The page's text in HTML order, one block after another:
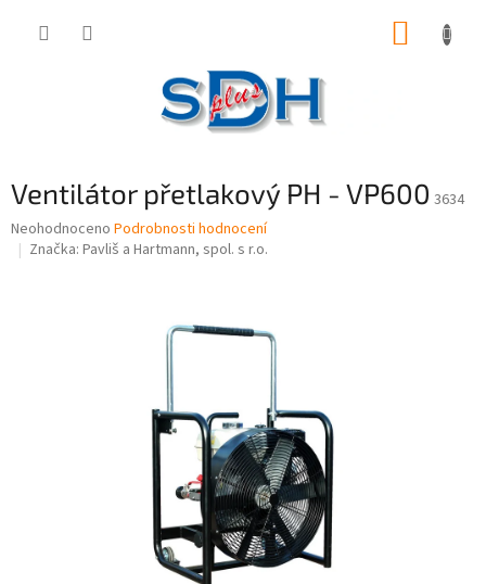
Ventilátor přetlakový PH - VP600 3634
Průměrné
hodnocení
Neohodnoceno Podrobnosti hodnocení
Značka: Pavliš a Hartmann, spol. s r.o.